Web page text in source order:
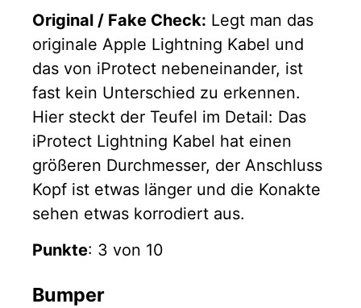
Original / Fake Check: Legt man das
originale Apple Lightning Kabel und
das von iProtect nebeneinander, ist
fast kein Unterschied zu erkennen.
Hier steckt der Teufel im Detail: Das
iProtect Lightning Kabel hat einen
größeren Durchmesser, der Anschluss
Kopf ist etwas länger und die Konakte
sehen etwas korrodiert aus.
Punkte: 3 von 10
Bumper